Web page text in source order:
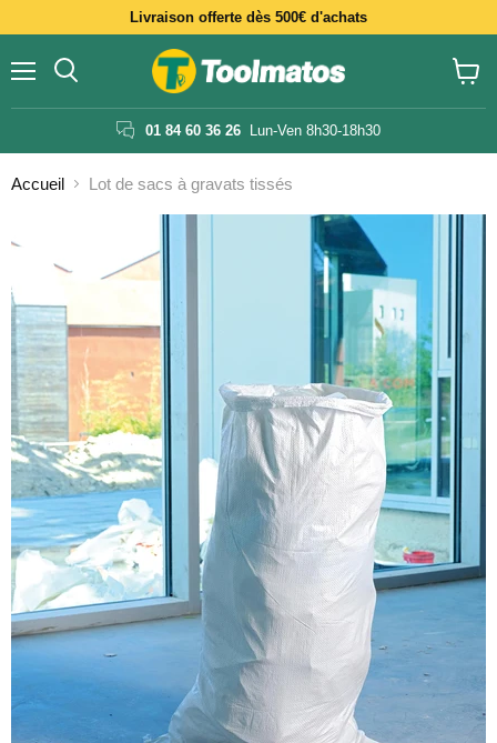
Livraison offerte dès 500€ d'achats
01 84 60 36 26 Lun-Ven 8h30-18h30
le
Accueil Lot de sacs à gravats tissés